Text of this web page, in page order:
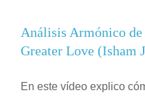
Análisis Armónico de
Greater Love (Isham
En este vídeo explico